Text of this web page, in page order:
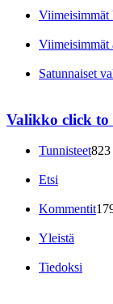
Viimeisimmät
Viimeisimmät
Satunnaiset
Valikko click to
Tunnisteet823
Etsi
Kommentit
Yleistä
Tiedoksi